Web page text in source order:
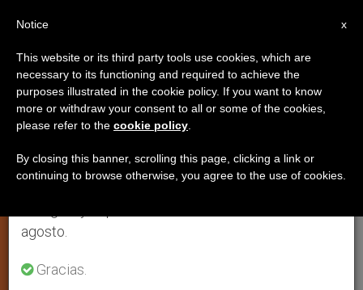
TESTIMONIOS
×
Aviso importante
Del 27 de julio al 7 de agosto haremos la pausa
anual, aprovechando que en el periodo de verano
se generan menos informaciones y también el
agosto.
Gracias.
x
Notice
This website or its third party tools use cookies, which are
necessary to its functioning and required to achieve the
purposes illustrated in the cookie policy. If you want to know
more or withdraw your consent to all or some of the cookies,
please refer to the cookie policy
By closing this banner, scrolling this page, clicking a link or
continuing to browse otherwise, you agree to the use of cookies.